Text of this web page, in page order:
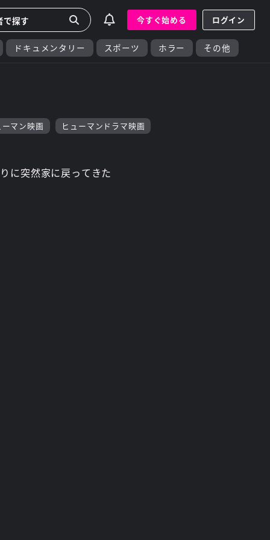
今すぐ始める ログイン
ドキュメンタリー スポーツ ホラー その他
マン映画 ヒューマンドラマ映画
に突然家に戻ってきた